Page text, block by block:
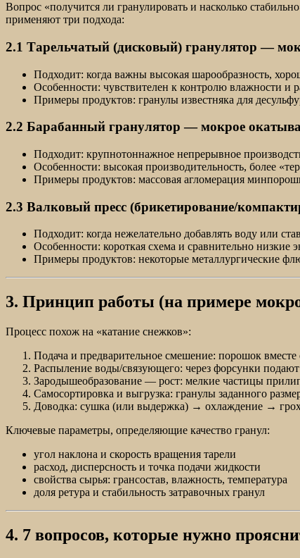
Вопрос «получится ли гранулировать и насколько
применяют три подхода:
2.1 Тарельчатый (дисковый) гранулятор —
Подходит: когда важны высокая шарообразность,
Особенности: чувствителен к контролю влажности и
Примеры продуктов: гранулы известняка для
2.2 Барабанный гранулятор — мокрое
Подходит: крупнотоннажное непрерывное
Особенности: высокая производительность, более
Примеры продуктов: массовая агломерация
2.3 Валковый пресс (брикетирование/
Подходит: когда нежелательно добавлять воду или
Особенности: короткая схема и сравнительно низкие
Примеры продуктов: некоторые металлургические
3. Принцип работы (на примере
Процесс похож на «катание снежков»:
Подача и предварительное смешение: порошок вместе
Распыление воды/связующего: через форсунки
Зародышеобразование — рост: мелкие частицы
Самосортировка и выгрузка: гранулы заданного
Доводка: сушка (или выдержка) → охлаждение →
Ключевые параметры, определяющие качество гранул:
угол наклона и скорость вращения тарели
расход, дисперсность и точка подачи жидкости
свойства сырья: грансостав, влажность, температура
доля ретура и стабильность затравочных гранул
4. 7 вопросов, которые нужно